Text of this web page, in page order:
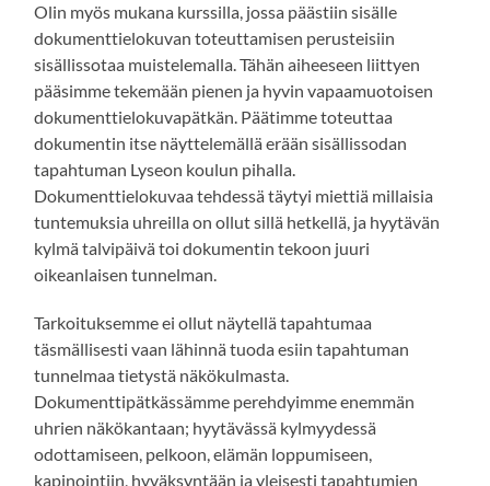
Olin myös mukana kurssilla, jossa päästiin sisälle
dokumenttielokuvan toteuttamisen perusteisiin
sisällissotaa muistelemalla. Tähän aiheeseen liittyen
pääsimme tekemään pienen ja hyvin vapaamuotoisen
dokumenttielokuvapätkän. Päätimme toteuttaa
dokumentin itse näyttelemällä erään sisällissodan
tapahtuman Lyseon koulun pihalla.
Dokumenttielokuvaa tehdessä täytyi miettiä millaisia
tuntemuksia uhreilla on ollut sillä hetkellä, ja hyytävän
kylmä talvipäivä toi dokumentin tekoon juuri
oikeanlaisen tunnelman.
Tarkoituksemme ei ollut näytellä tapahtumaa
täsmällisesti vaan lähinnä tuoda esiin tapahtuman
tunnelmaa tietystä näkökulmasta.
Dokumenttipätkässämme perehdyimme enemmän
uhrien näkökantaan; hyytävässä kylmyydessä
odottamiseen, pelkoon, elämän loppumiseen,
kapinointiin, hyväksyntään ja yleisesti tapahtumien